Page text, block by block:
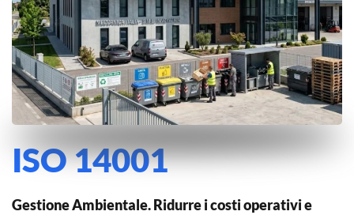
ISO 14001
Gestione Ambientale. Ridurre i costi operativi e